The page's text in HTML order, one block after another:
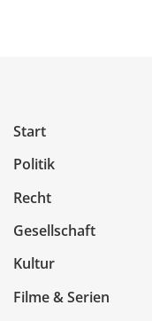
Start
Politik
Recht
Gesellschaft
Kultur
Filme & Serien